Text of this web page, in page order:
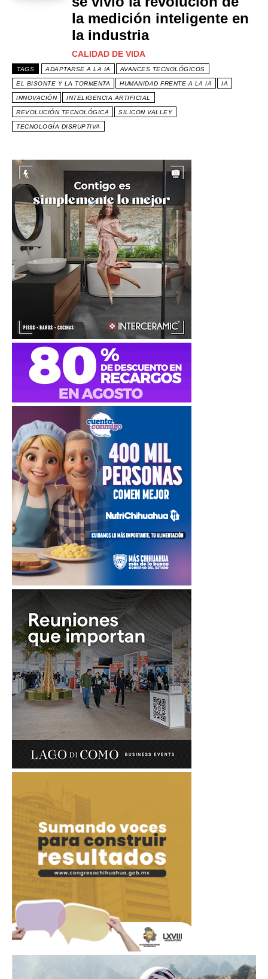
la medición inteligente en
la industria
CALIDAD DE VIDA
TAGS ADAPTARSE A LA IA AVANCES TECNOLÓGICOS
EL BISONTE Y LA TORMENTA HUMANIDAD FRENTE A LA IA IA
INNOVACIÓN INTELIGENCIA ARTIFICIAL
REVOLUCIÓN TECNOLÓGICA SILICON VALLEY
TECNOLOGÍA DISRUPTIVA